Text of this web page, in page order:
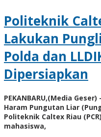
Politeknik
Lakukan
Polda dan
Dipersiapkan
PEKANBARU,(Media
Haram Pungutan Liar
Politeknik Caltex Riau
mahasiswa,